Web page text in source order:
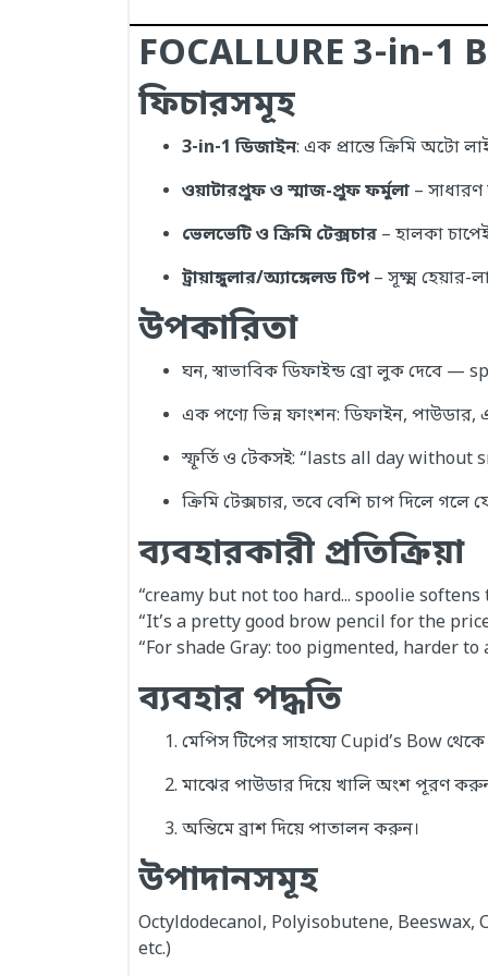
FOCALLURE 3‑in‑1
ফিচারসমূহ
3‑in‑1 ডিজাইন: এক প্রান্তে ক্রিমি অটো
ওয়াটারপ্রুফ ও স্মাজ-প্রুফ ফর্মুলা –
ভেলভেটি ও ক্রিমি টেক্সচার – হালকা
ট্রায়াঙ্গুলার/অ্যাঙ্গেলড টিপ– সূক্ষ্ম হেয়ার-
উপকারিতা
ঘন, স্বাভাবিক ডিফাইন্ড ব্রো লুক দেবে
এক পণ্যে ভিন্ন ফাংশন: ডিফাইন, পাউডার,
স্ফূর্তি ও টেকসই: “lasts all day without
ক্রিমি টেক্সচার, তবে বেশি চাপ দিলে গলে
ব্যবহারকারী প্রতিক্রিয়া
“creamy but not too hard... spoolie
“It’s a pretty good brow pencil for the
“For shade Gray: too pigmented, harder
ব্যবহার পদ্ধতি
মেপিস টিপের সাহায্যে Cupid’s Bow
মাঝের পাউডার দিয়ে খালি অংশ পূরণ
অন্তিমে ব্রাশ দিয়ে পাতালন করুন।
উপাদানসমূহ
Octyldodecanol, Polyisobutene, Beeswax,
etc.)